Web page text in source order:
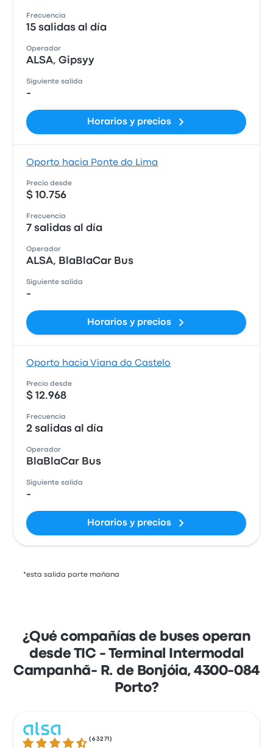
Frecuencia
15 salidas al día
Operador
ALSA, Gipsyy
Siguiente salida
-
Horarios y precios
Oporto hacia Ponte do Lima
Precio desde
$ 10.756
Frecuencia
7 salidas al día
Operador
ALSA, BlaBlaCar Bus
Siguiente salida
-
Horarios y precios
Oporto hacia Viana do Castelo
Precio desde
$ 12.968
Frecuencia
2 salidas al día
Operador
BlaBlaCar Bus
Siguiente salida
-
Horarios y precios
*esta salida parte mañana
¿Qué compañías de buses operan
desde TIC - Terminal Intermodal
Campanhã- R. de Bonjóia, 4300-084
Porto?
4.3 de 5 estrellas
(63271 )